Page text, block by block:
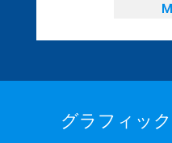
グラフィッ